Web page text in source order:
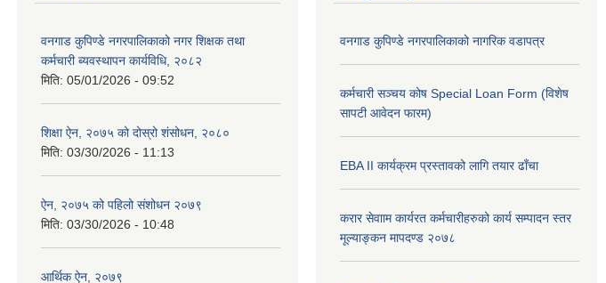
वनगाड कुपिण्डे नगरपालिकाको नगर शिक्षक तथा
कर्मचारी ब्यवस्थापन कार्यविधि, २०८२
मिति: 05/01/2026 - 09:52
शिक्षा ऐन, २०७५ को दोस्रो शंसोधन, २०८०
मिति: 03/30/2026 - 11:13
ऐन, २०७५ को पहिलो संशोधन २०७९
मिति: 03/30/2026 - 10:48
आर्थिक ऐन, २०७९
वनगाड कुपिण्डे नगरपालिकाको नागरिक वडापत्र
कर्मचारी सञ्चय कोष Special Loan Form (विशेष
सापटी आवेदन फारम)
EBA II कार्यक्रम प्रस्तावको लागि तयार ढाँचा
करार सेवााम कार्यरत कर्मचारीहरुको कार्य सम्पादन स्तर
मूल्याङ्कन मापदण्ड २०७८